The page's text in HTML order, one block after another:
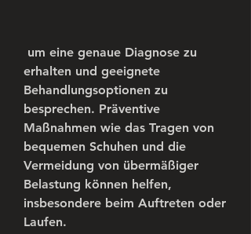
erhalten und geeignete
Behandlungsoptionen zu
besprechen. Präventive
Maßnahmen wie das Tragen von
bequemen Schuhen und die
Vermeidung von übermäßiger
Belastung können helfen,
insbesondere beim Auftreten oder
Laufen.